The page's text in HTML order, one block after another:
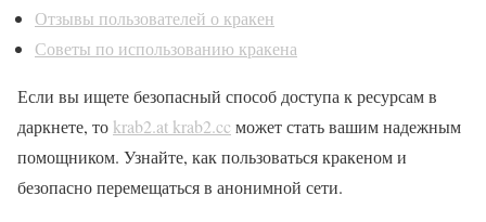
Отзывы пользователей о кракен
Советы по использованию кракена
Если вы ищете безопасный способ доступа к ресурсам в
даркнете, то krab2.at krab2.cc может стать вашим надежным
помощником. Узнайте, как пользоваться кракеном и
безопасно перемещаться в анонимной сети.